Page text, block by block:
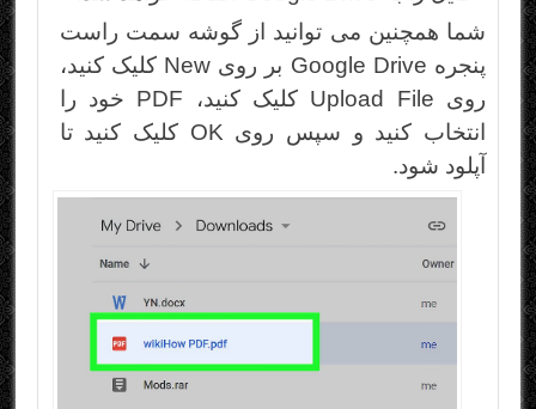
شما همچنین می توانید از گوشه سمت راست
پنجره Google Drive بر روی New کلیک کنید،
روی Upload File کلیک کنید، PDF خود را
انتخاب کنید و سپس روی OK کلیک کنید تا
آپلود شود.